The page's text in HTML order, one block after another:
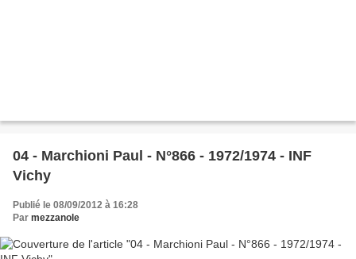
04 - Marchioni Paul - N°866 - 1972/1974 - INF
Vichy
Publié le 08/09/2012 à 16:28
Par mezzanole